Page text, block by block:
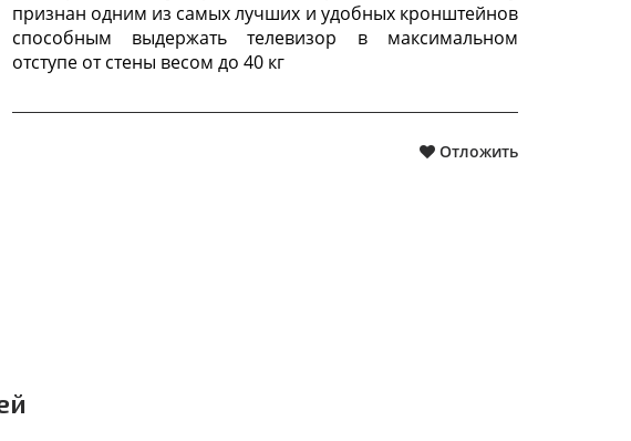
признан одним из самых лучших и удобных кронштейнов
способным выдержать телевизор в максимальном
отступе от стены весом до 40 кг
Отложить